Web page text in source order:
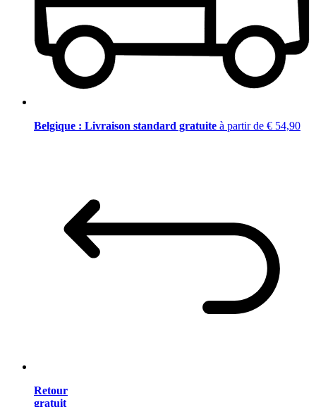
Belgique : Livraison standard gratuite à partir de € 54,90
Retour
gratuit